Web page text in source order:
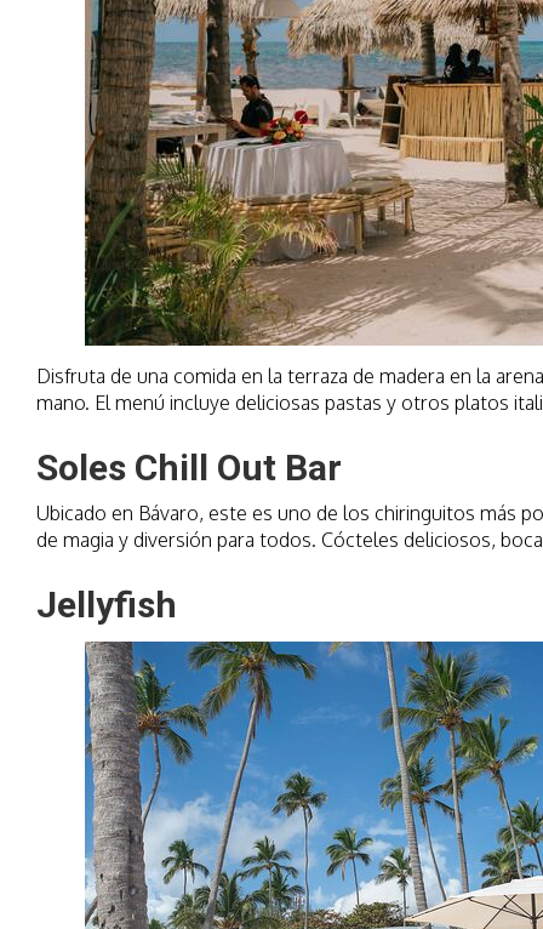
Disfruta de una comida en la terraza de madera en la
mano. El menú incluye deliciosas pastas y otros platos
Soles Chill Out Bar
Ubicado en Bávaro, este es uno de los chiringuitos más
de magia y diversión para todos. Cócteles deliciosos,
Jellyfish